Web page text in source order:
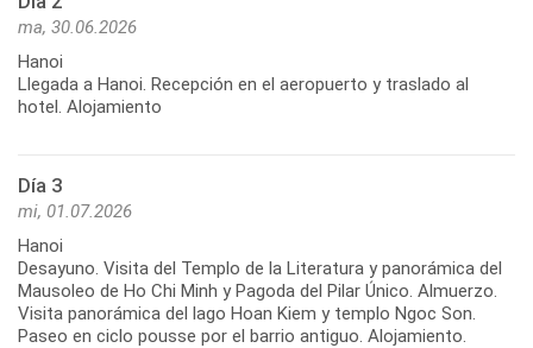
ma, 30.06.2026
Hanoi
Llegada a Hanoi. Recepción en el aeropuerto y traslado al
hotel. Alojamiento
Día 3
mi, 01.07.2026
Hanoi
Desayuno. Visita del Templo de la Literatura y panorámica del
Mausoleo de Ho Chi Minh y Pagoda del Pilar Único. Almuerzo.
Visita panorámica del lago Hoan Kiem y templo Ngoc Son.
Paseo en ciclo pousse por el barrio antiguo. Alojamiento.